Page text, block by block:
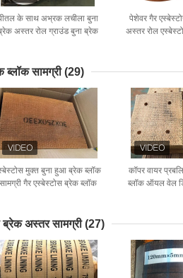
के साथ अभ्रक लचीला बुना
अस्तर रोल ग्राउंड बुना ब्रेक
पेशेवर गैर
अस्तर रोल
ब्लॉक सामग्री (29)
मुक्त बुना हुआ ब्रेक ब्लॉक
सामग्री गैर एस्बेस्टोस ब्रेक ब्लॉक
कॉपर वायर
ब्लॉक ऑयल वेल
ब्रेक अस्तर सामग्री (27)